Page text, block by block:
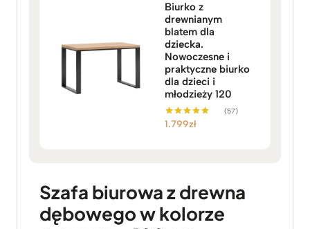
Biurko z
drewnianym
blatem dla
dziecka.
Nowoczesne i
praktyczne biurko
dla dzieci i
młodzieży 120
Oceniono
(57)
1.799zł
Szafa biurowa z drewna
dębowego w kolorze